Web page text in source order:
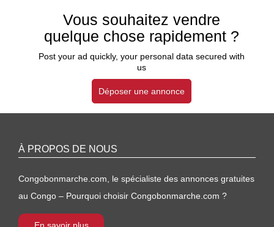
Vous souhaitez vendre
quelque chose rapidement ?
Post your ad quickly, your personal data secured with
us
Déposer une annonce
À PROPOS DE NOUS
Congobonmarche.com, le spécialiste des annonces gratuites
au Congo – Pourquoi choisir Congobonmarche.com ?